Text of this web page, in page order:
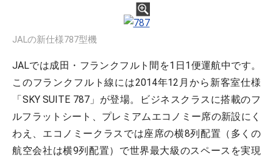
JALの新仕様787型機
JALでは成田・フランクフルト間を1日1便運航中です。
このフランクフルト線には2014年12月から新客室仕様
「SKY SUITE 787」が登場。ビジネスクラスに搭載のフ
ルフラットシート、プレミアムエコノミー席の新設にく
わえ、エコノミークラスでは座席の横8列配置（多くの
航空会社は横9列配置）で世界最大級のスペースを実現